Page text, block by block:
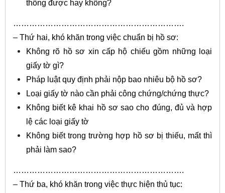
thông được hay không?
……………………………………………………….
– Thứ hai, khó khăn trong việc chuẩn bị hồ sơ:
Không rõ hồ sơ xin cấp hộ chiếu gồm những loại
giấy tờ gì?
Pháp luật quy định phải nộp bao nhiêu bộ hồ sơ?
Loại giấy tờ nào cần phải công chứng/chứng thực?
Không biết kê khai hồ sơ sao cho đúng, đủ và hợp
lệ các loại giấy tờ
Không biết trong trường hợp hồ sơ bị thiếu, mất thì
phải làm sao?
……………………………………………………….
– Thứ ba, khó khăn trong việc thực hiện thủ tục: